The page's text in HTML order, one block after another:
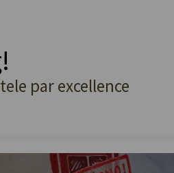
par excellence